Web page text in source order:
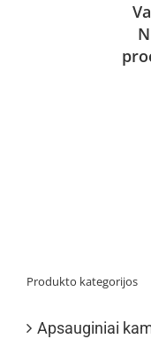
Produkto kategorijos
Apsauginiai